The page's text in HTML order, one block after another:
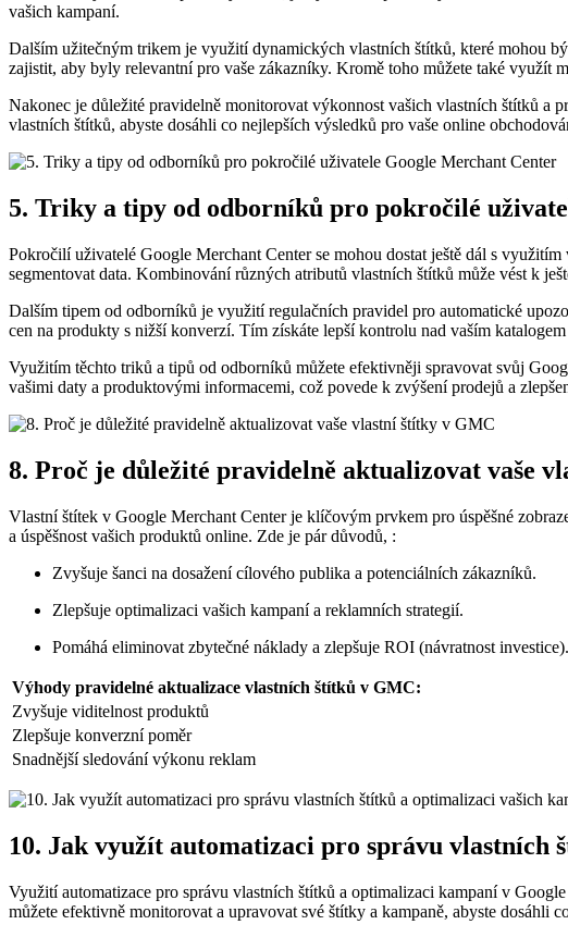
vašich kampaní.
Dalším užitečným trikem je využití dynamických vlastních štítků, které mohou
zajistit, aby byly relevantní pro vaše zákazníky. Kromě toho můžete také využít
Nakonec je důležité pravidelně monitorovat výkonnost vašich vlastních štítků a
vlastních štítků, abyste dosáhli co nejlepších výsledků pro vaše online
5. Triky a tipy od odborníků pro pokročilé
Pokročilí uživatelé Google Merchant Center se mohou dostat ještě dál s
segmentovat data. Kombinování různých atributů vlastních štítků může vést k
Dalším tipem od odborníků je využití regulačních pravidel pro automatické
cen na produkty s nižší konverzí. Tím získáte lepší kontrolu nad vaším
Využitím těchto triků a tipů od odborníků můžete efektivněji spravovat svůj
vašimi daty a produktovými informacemi, což povede k zvýšení prodejů a
8. Proč je důležité pravidelně aktualizovat vaše
Vlastní štítek v Google Merchant Center je klíčovým prvkem pro úspěšné
a úspěšnost vašich produktů online. Zde je pár důvodů, :
Zvyšuje šanci na dosažení cílového publika a potenciálních zákazníků.
Zlepšuje optimalizaci vašich kampaní a reklamních strategií.
Pomáhá eliminovat zbytečné náklady a zlepšuje ROI (návratnost investice).
Výhody pravidelné aktualizace vlastních štítků v GMC:
Zvyšuje viditelnost produktů
Zlepšuje konverzní poměr
Snadnější sledování výkonu reklam
10. Jak využít automatizaci pro správu vlastních
Využití automatizace pro správu vlastních štítků a optimalizaci kampaní v
můžete efektivně monitorovat a upravovat své štítky a kampaně, abyste dosáhli